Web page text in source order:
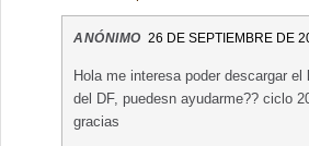
ANÓNIMO 26 DE SEPTIEMBRE DE
Hola me interesa poder descargar
del DF, puedesn ayudarme?? ciclo
gracias